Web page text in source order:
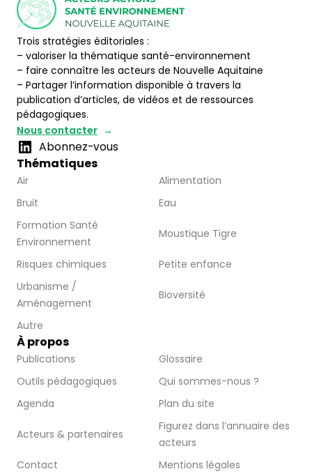
Trois stratégies éditoriales :
– valoriser la thématique santé-environnement
– faire connaître les acteurs de Nouvelle Aquitaine
– Partager l’information disponible à travers la
publication d’articles, de vidéos et de ressources
pédagogiques.
Nous contacter
Abonnez-vous
Thématiques
Air
Alimentation
Bruit
Eau
Formation Santé
Environnement
Moustique Tigre
Risques chimiques
Petite enfance
Urbanisme /
Aménagement
Bioversité
Autre
À propos
Publications
Glossaire
Outils pédagogiques
Qui sommes-nous ?
Agenda
Plan du site
Acteurs & partenaires
Figurez dans l’annuaire des
acteurs
Contact
Mentions légales